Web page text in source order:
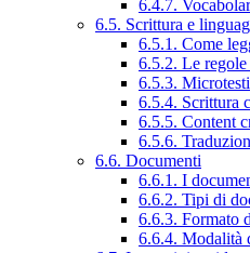
6.4.7.
6.5. Scrittura e
6.5.1. Come
6.5.2. Le
6.5.3. Microtesti
6.5.4. Scrittura
6.5.5. Content
6.5.6.
6.6. Documenti
6.6.1. I
6.6.2. Tipi di
6.6.3. Formato
6.6.4. Modalità